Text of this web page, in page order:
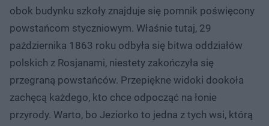
obok budynku szkoły znajduje się pomnik poświęcony
powstańcom styczniowym. Właśnie tutaj, 29
października 1863 roku odbyła się bitwa oddziałów
polskich z Rosjanami, niestety zakończyła się
przegraną powstańców. Przepiękne widoki dookoła
zachęcą każdego, kto chce odpocząć na łonie
przyrody. Warto, bo Jeziorko to jedna z tych wsi, którą